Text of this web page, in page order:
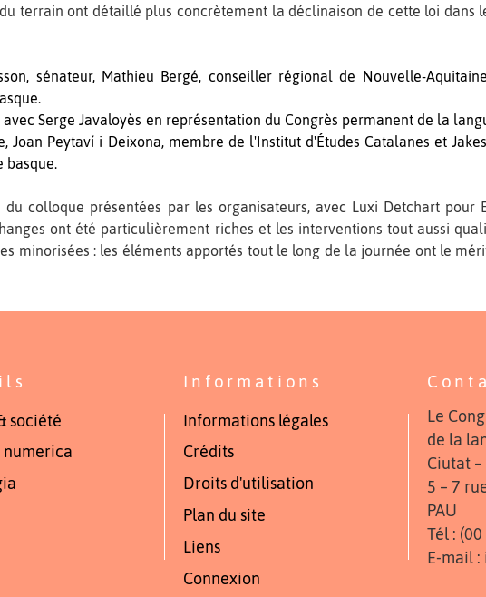
terrain ont détaillé plus concrètement la déclinaison de cette loi dans
sénateur, Mathieu Bergé, conseiller régional de Nouvelle-
Serge Javaloyès en représentation du Congrès permanent de la
Peytaví i Deixona, membre de l'Institut d'Études Catalanes et
basque.
du colloque présentées par les organisateurs, avec Luxi Detchart pour
ont été particulièrement riches et les interventions tout aussi
minorisées : les éléments apportés tout le long de la journée ont le
société
numerica
Informations
Informations légales
Crédits
Droits d'utilisation
Plan du site
Liens
Connexion
Le
de la
Ciutat –
5 – 7
PAU
Tél :
E-mail